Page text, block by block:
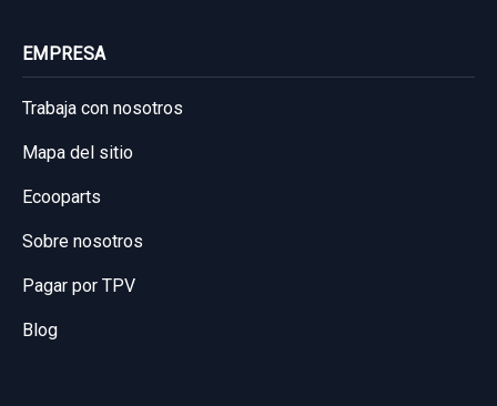
EMPRESA
Trabaja con nosotros
Mapa del sitio
Ecooparts
Sobre nosotros
Pagar por TPV
Blog